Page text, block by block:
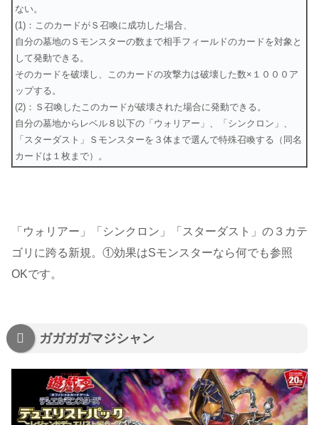
ない。
(1)：このカードがＳ召喚に成功した場合、
自分の墓地のＳモンスターの数まで相手フィールドのカードを対象と
して発動できる。
そのカードを破壊し、このカードの攻撃力は破壊した数×１０００ア
ップする。
(2)：Ｓ召喚したこのカードが破壊された場合に発動できる。
自分の墓地からレベル８以下の「ウォリアー」、「シンクロン」、
「スターダスト」Ｓモンスターを３体まで選んで特殊召喚する（同名
カードは１枚まで）。
「ウォリアー」「シンクロン」「スターダスト」の３カテ
ゴリに跨る新規。①効果はSモンスターなら何でも参照
OKです。
ガガガガマジシャン